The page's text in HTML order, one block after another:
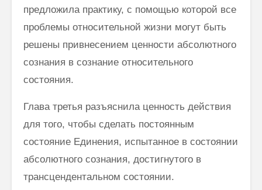
предложила практику, с помощью которой все
проблемы относительной жизни могут быть
ре­шены привнесением ценности абсолютного
сознания в сознание отно­сительного
состояния.
Глава третья разъяснила ценность действия
для того, чтобы сделать постоянным
состояние Единения, испытанное в состоянии
абсолютного сознания, достигнутого в
трансцендентальном состоянии.